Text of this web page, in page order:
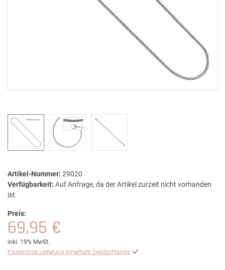
Artikel-Nummer: 29020
Verfügbarkeit: Auf Anfrage, da der Artikel zurzeit nicht vorhanden
ist.
Preis:
69,95 €
inkl. 19% MwSt.
Kostenlose Lieferung innerhalb Deutschlands